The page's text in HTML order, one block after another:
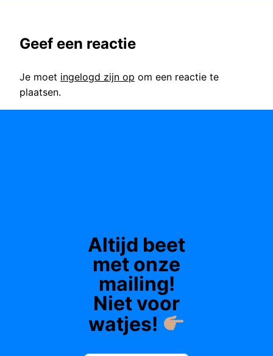
Geef een reactie
Je moet ingelogd zijn op om een reactie te
plaatsen.
Altijd beet
met onze
mailing!
Niet voor
watjes!